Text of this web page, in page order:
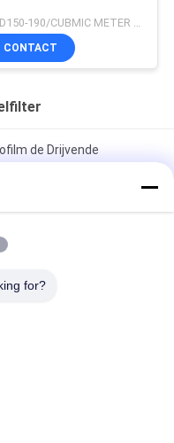
USD150-190/CUBMIC METER MOQ:1CubmicMeter
CONTACT
de Drijvende
van 0.96g/Cm3
for?